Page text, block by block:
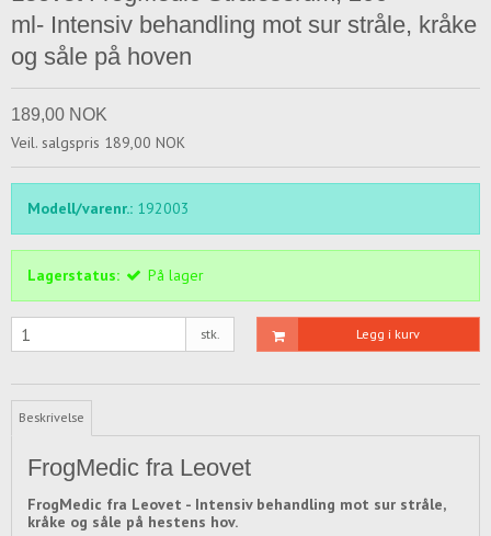
ml- Intensiv behandling mot sur stråle, kråke
og såle på hoven
189,00 NOK
Veil. salgspris 189,00 NOK
Modell/varenr.: 192003
Lagerstatus: På lager
stk. Legg i kurv
Beskrivelse
FrogMedic fra Leovet
FrogMedic fra Leovet - Intensiv behandling mot sur stråle,
kråke og såle på hestens hov.